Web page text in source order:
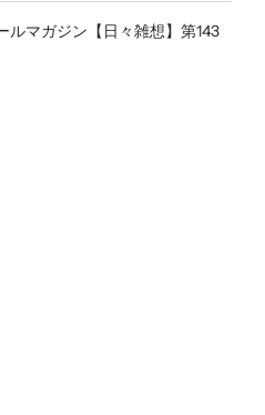
ルマガジン【日々雑想】第143